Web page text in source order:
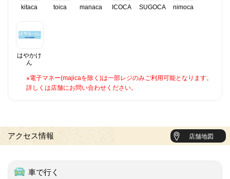
kitaca toica manaca ICOCA SUGOCA nimoca
はやかけ
ん
※電子マネー(majicaを除く)は一部レジのみご利用可能となります。
詳しくは店舗にお問い合わせください。
アクセス情報 店舗地図
車で行く